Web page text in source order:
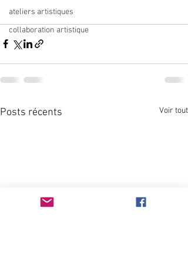
ateliers artistiques
collaboration artistique
Posts récents Voir tout